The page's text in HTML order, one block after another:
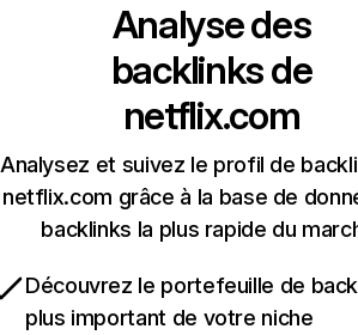
Analyse des
backlinks de
netflix.com
Analysez et suivez le profil de
netflix.com grâce à la base de
backlinks la plus rapide du
Découvrez le portefeuille de
plus important de votre niche